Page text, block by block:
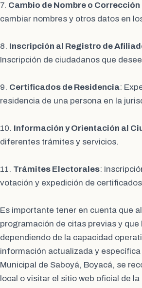
7. Cambio de Nombre o Corrección
cambiar nombres y otros datos en
8. Inscripción al Registro de
Inscripción de ciudadanos que
9. Certificados de Residencia:
residencia de una persona en la
10. Información y Orientación al
diferentes trámites y servicios.
11. Trámites Electorales:
votación y expedición de
Es importante tener en cuenta que
programación de citas previas y
dependiendo de la capacidad
información actualizada y
Municipal de Saboyá, Boyacá, se
local o visitar el sitio web oficial de